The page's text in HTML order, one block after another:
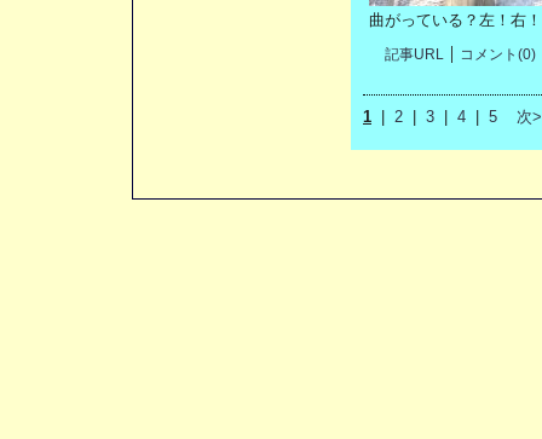
曲がっている？左！右
記事URL コメント(0)
1 2 3 4 5 次>